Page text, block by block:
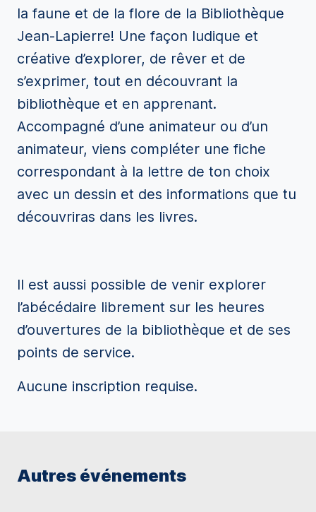
la faune et de la flore de la Bibliothèque
Jean-Lapierre! Une façon ludique et
créative d’explorer, de rêver et de
s’exprimer, tout en découvrant la
bibliothèque et en apprenant.
Accompagné d’une animateur ou d’un
animateur, viens compléter une fiche
correspondant à la lettre de ton choix
avec un dessin et des informations que tu
découvriras dans les livres.
Il est aussi possible de venir explorer
l’abécédaire librement sur les heures
d’ouvertures de la bibliothèque et de ses
points de service.
Aucune inscription requise.
Autres événements